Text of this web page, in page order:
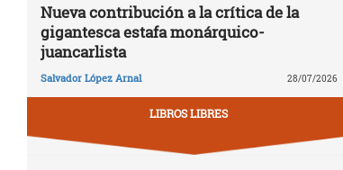
Nueva contribución a la crítica de la
gigantesca estafa monárquico-
juancarlista
Salvador López Arnal 28/07/2026
LIBROS LIBRES